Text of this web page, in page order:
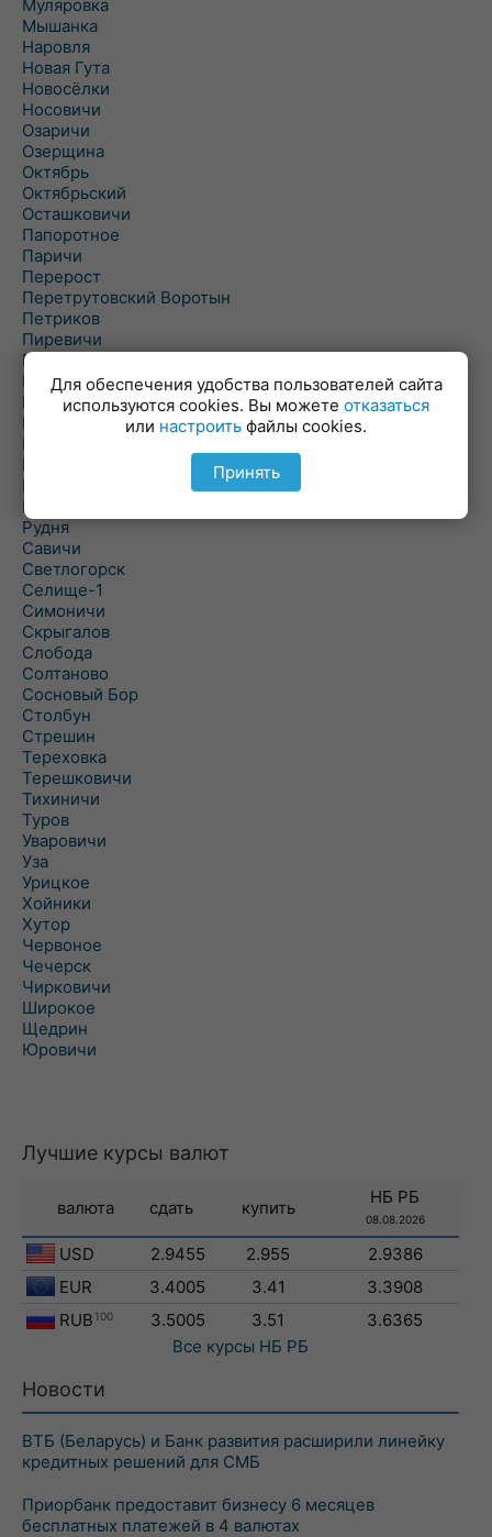
Муляровка
Мышанка
Наровля
Новая Гута
Новосёлки
Носовичи
Озаричи
Озерщина
Октябрь
Октябрьский
Осташковичи
Папоротное
Паричи
Перерост
Перетрутовский Воротын
Петриков
Пиревичи
Поболово
Поколюбичи
Полесье
Птичь
Речица
Ровенская Слобода
Рогачев
Рогинь
Рудня
Савичи
Светлогорск
Селище-1
Симоничи
Скрыгалов
Слобода
Солтаново
Сосновый Бор
Столбун
Стрешин
Тереховка
Терешковичи
Тихиничи
Туров
Уваровичи
Уза
Урицкое
Хойники
Хутор
Червоное
Чечерск
Чирковичи
Широкое
Щедрин
Юровичи
Лучшие курсы валют
валюта сдать купить
НБ РБ
08.08.2026
USD 2.9455 2.955
2.9386
EUR
3.4005 3.41
3.3908
RUB 100 3.5005 3.51
3.6365
Все курсы НБ РБ
Новости
ВТБ (Беларусь) и Банк развития расширили линейку
кредитных решений для СМБ
Приорбанк предоставит бизнесу 6 месяцев
бесплатных платежей в 4 валютах
Для обеспечения удобства пользователей сайта
используются cookies. Вы можете отказаться
или настроить файлы cookies.
Принять